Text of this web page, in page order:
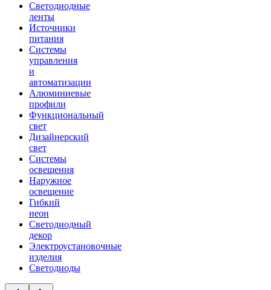
Светодиодные
ленты
Источники
питания
Системы
управления
и
автоматизации
Алюминиевые
профили
Функциональный
свет
Дизайнерский
свет
Системы
освещения
Наружное
освещение
Гибкий
неон
Светодиодный
декор
Электроустановочные
изделия
Светодиоды